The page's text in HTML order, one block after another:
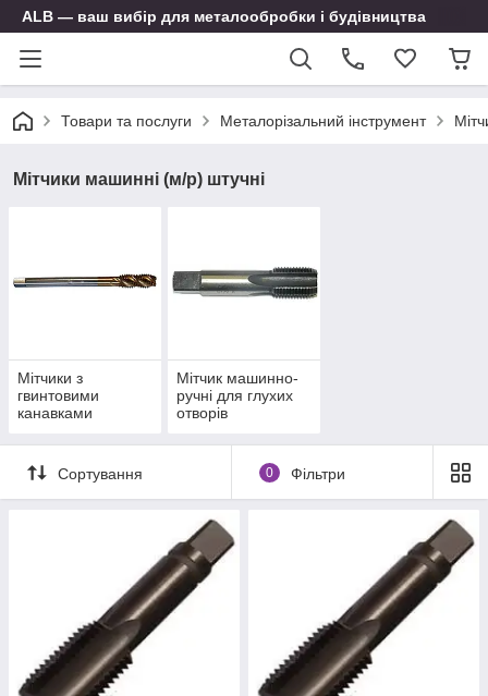
ALB — ваш вибір для металообробки і будівництва
Товари та послуги Металорізальний інструмент
Мітчики машинні (м/р) штучні
Мітчики з
гвинтовими
канавками
Мітчик машинно-
ручні для глухих
отворів
Сортування 0 Фільтри